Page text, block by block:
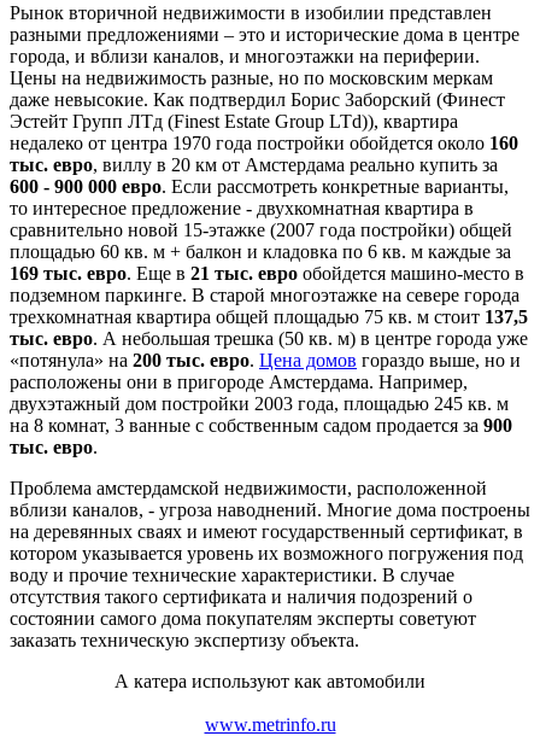
Рынок вторичной недвижимости в изобилии представлен
разными предложениями – это и исторические дома в центре
города, и вблизи каналов, и многоэтажки на периферии.
Цены на недвижимость разные, но по московским меркам
даже невысокие. Как подтвердил Борис Заборский (Финест
Эстейт Групп ЛТд (Finest Estate Group LTd)), квартира
недалеко от центра 1970 года постройки обойдется около 160
тыс. евро, виллу в 20 км от Амстердама реально купить за
600 - 900 000 евро. Если рассмотреть конкретные варианты,
то интересное предложение - двухкомнатная квартира в
сравнительно новой 15-этажке (2007 года постройки) общей
площадью 60 кв. м + балкон и кладовка по 6 кв. м каждые за
169 тыс. евро. Еще в 21 тыс. евро обойдется машино-место в
подземном паркинге. В старой многоэтажке на севере города
трехкомнатная квартира общей площадью 75 кв. м стоит 137,5
тыс. евро. А небольшая трешка (50 кв. м) в центре города уже
«потянула» на 200 тыс. евро. Цена домов гораздо выше, но и
расположены они в пригороде Амстердама. Например,
двухэтажный дом постройки 2003 года, площадью 245 кв. м
на 8 комнат, 3 ванные с собственным садом продается за 900
тыс. евро.
Проблема амстердамской недвижимости, расположенной
вблизи каналов, - угроза наводнений. Многие дома построены
на деревянных сваях и имеют государственный сертификат, в
котором указывается уровень их возможного погружения под
воду и прочие технические характеристики. В случае
отсутствия такого сертификата и наличия подозрений о
состоянии самого дома покупателям эксперты советуют
заказать техническую экспертизу объекта.
А катера используют как автомобили
www.metrinfo.ru